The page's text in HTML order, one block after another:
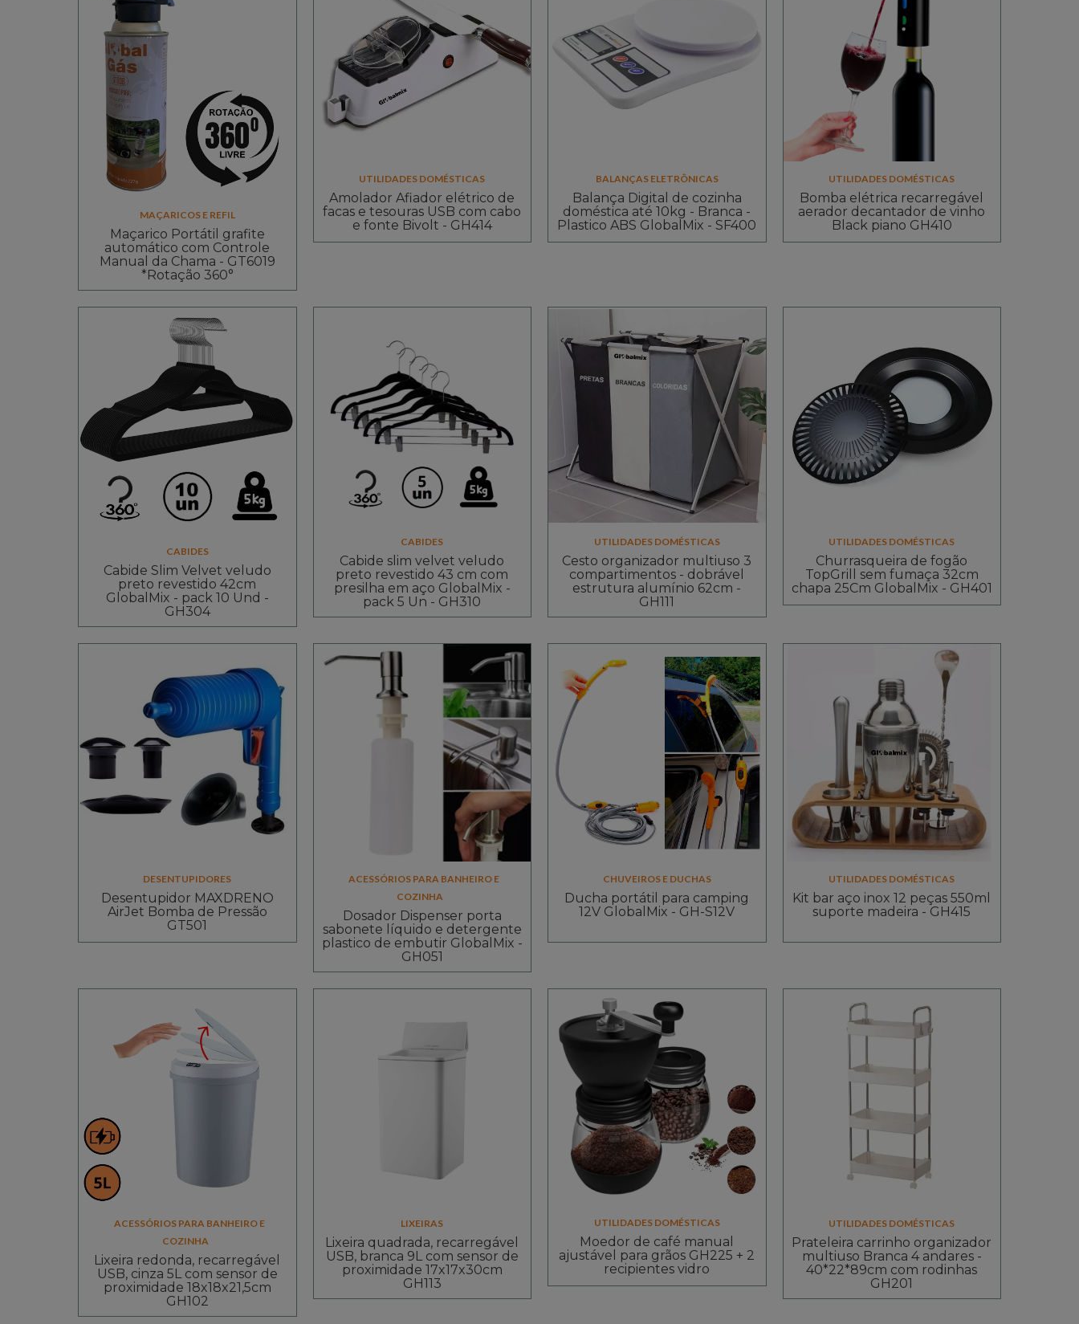
MAÇARICOS E REFIL
Maçarico Portátil grafite
automático com Controle
Manual da Chama - GT6019
*Rotação 360°
UTILIDADES DOMÉSTICAS
Amolador Afiador elétrico de
facas e tesouras USB com cabo
e fonte Bivolt - GH414
BALANÇAS ELETRÔNICAS
Balança Digital de cozinha
doméstica até 10kg - Branca -
Plastico ABS GlobalMix - SF400
UTILIDADES DOMÉSTICAS
Bomba elétrica recarregável
aerador decantador de vinho
Black piano GH410
CABIDES
Cabide Slim Velvet veludo
preto revestido 42cm
GlobalMix - pack 10 Und -
GH304
CABIDES
Cabide slim velvet veludo
preto revestido 43 cm com
presilha em aço GlobalMix -
pack 5 Un - GH310
UTILIDADES DOMÉSTICAS
Cesto organizador multiuso 3
compartimentos - dobrável
estrutura alumínio 62cm -
GH111
UTILIDADES DOMÉSTICAS
Churrasqueira de fogão
TopGrill sem fumaça 32cm
chapa 25Cm GlobalMix - GH401
DESENTUPIDORES
Desentupidor MAXDRENO
AirJet Bomba de Pressão
GT501
ACESSÓRIOS PARA BANHEIRO E
COZINHA
Dosador Dispenser porta
sabonete líquido e detergente
plastico de embutir GlobalMix -
GH051
CHUVEIROS E DUCHAS
Ducha portátil para camping
12V GlobalMix - GH-S12V
UTILIDADES DOMÉSTICAS
Kit bar aço inox 12 peças 550ml
suporte madeira - GH415
ACESSÓRIOS PARA BANHEIRO E
COZINHA
Lixeira redonda, recarregável
USB, cinza 5L com sensor de
proximidade 18x18x21,5cm
GH102
LIXEIRAS
Lixeira quadrada, recarregável
USB, branca 9L com sensor de
proximidade 17x17x30cm
GH113
UTILIDADES DOMÉSTICAS
Moedor de café manual
ajustável para grãos GH225 + 2
recipientes vidro
UTILIDADES DOMÉSTICAS
Prateleira carrinho organizador
multiuso Branca 4 andares -
40*22*89cm com rodinhas
GH201